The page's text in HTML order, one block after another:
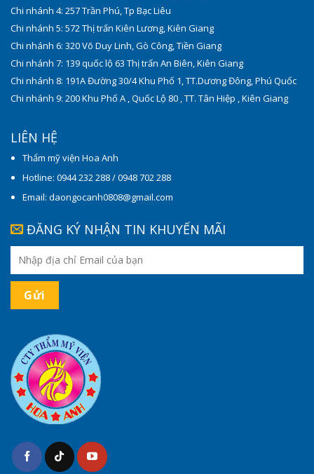
Chi nhánh 4: 257 Trần Phú, Tp Bạc Liêu
Chi nhánh 5: 572 Thị trấn Kiên Lương, Kiên Giang
Chi nhánh 6: 320 Võ Duy Linh, Gò Công, Tiền Giang
Chi nhánh 7: 139 quốc lộ 63 Thị trấn An Biên, Kiên Giang
Chi nhánh 8: 191A Đường 30/4 Khu Phố 1, TT.Dương Đông, Phú Quốc
Chi nhánh 9: 200 Khu Phố A , Quốc Lộ 80 , TT. Tân Hiệp , Kiên Giang
LIÊN HỆ
Thẩm mỹ viện Hoa Anh
Hotline: 0944 232 288 / 0948 702 288
Email: daongocanh0808@gmail.com
ĐĂNG KÝ NHẬN TIN KHUYẾN MÃI